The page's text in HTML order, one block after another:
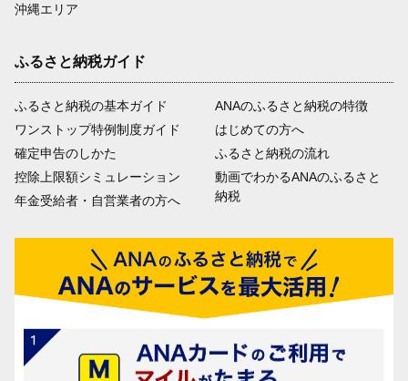
沖縄エリア
ふるさと納税ガイド
ふるさと納税の基本ガイド
ワンストップ特例制度ガイド
確定申告のしかた
控除上限額シミュレーション
年金受給者・自営業者の方へ
ANAのふるさと納税の特徴
はじめての方へ
ふるさと納税の流れ
動画でわかるANAのふるさと
納税